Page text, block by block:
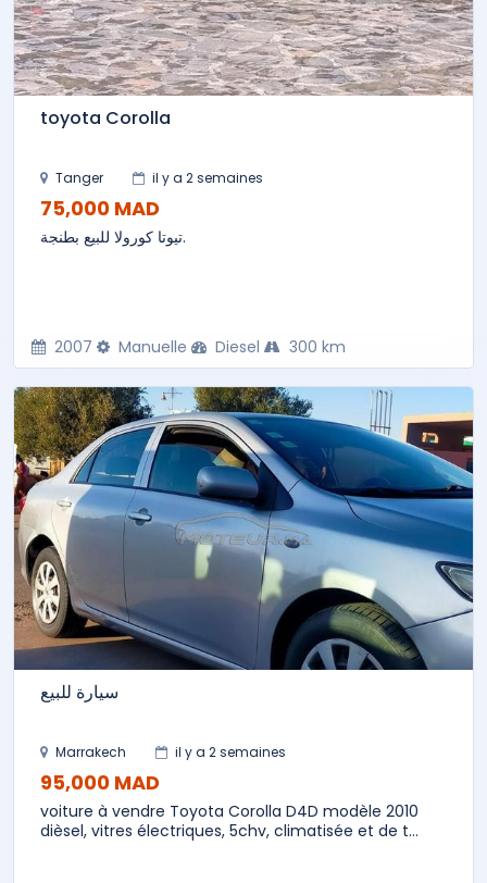
toyota Corolla
Tanger il y a 2 semaines
75,000 MAD
تيوتا كورولا للبيع بطنجة.
2007 Manuelle Diesel 300 km
سيارة للبيع
Marrakech il y a 2 semaines
95,000 MAD
voiture à vendre Toyota Corolla D4D modèle 2010
dièsel, vitres électriques, 5chv, climatisée et de t...